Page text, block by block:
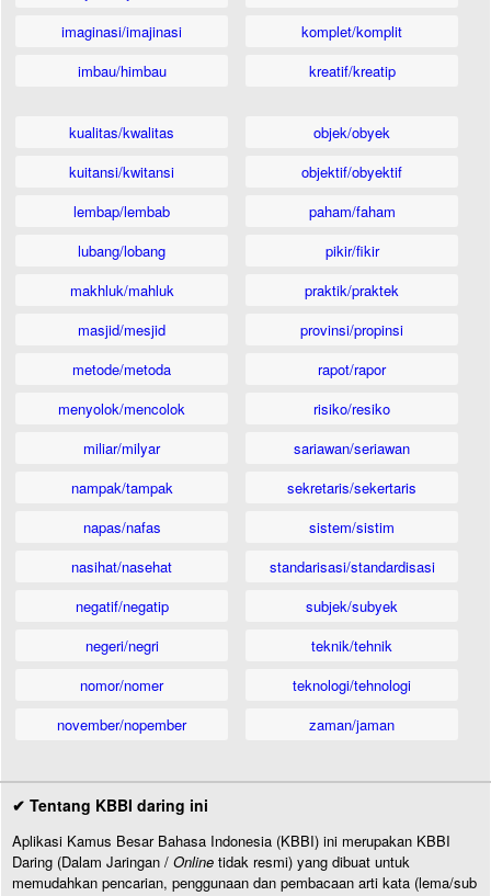
imaginasi/imajinasi
imbau/himbau
komplet/komplit
kreatif/kreatip
kualitas/kwalitas
kuitansi/kwitansi
lembap/lembab
lubang/lobang
makhluk/mahluk
masjid/mesjid
metode/metoda
menyolok/mencolok
miliar/milyar
nampak/tampak
napas/nafas
nasihat/nasehat
negatif/negatip
negeri/negri
nomor/nomer
november/nopember
objek/obyek
objektif/obyektif
paham/faham
pikir/fikir
praktik/praktek
provinsi/propinsi
rapot/rapor
risiko/resiko
sariawan/seriawan
sekretaris/sekertaris
sistem/sistim
standarisasi/standardisasi
subjek/subyek
teknik/tehnik
teknologi/tehnologi
zaman/jaman
✔ Tentang KBBI daring ini
Aplikasi Kamus Besar Bahasa Indonesia (KBBI) ini merupakan KBBI
Daring (Dalam Jaringan / Online tidak resmi) yang dibuat untuk
memudahkan pencarian, penggunaan dan pembacaan arti kata (lema/sub